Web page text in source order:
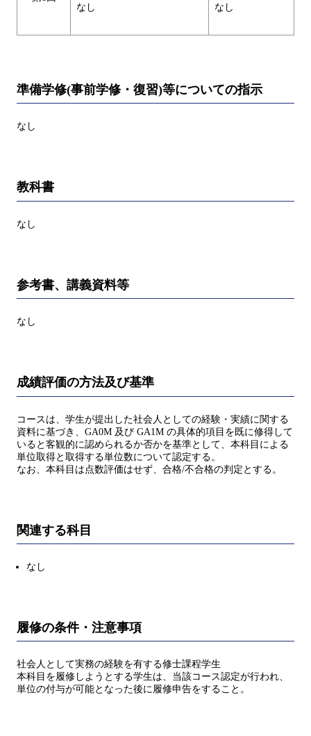
なし
なし
準備学修(事前学修・復習)等についての指示
なし
教科書
なし
参考書、講義資料等
なし
成績評価の方法及び基準
コースは、学生が提出した社会人としての経験・実績に関する
資料に基づき、GA0M 及び GA1M の具体的項目を既に修得して
いると客観的に認められるか否かを基準として、本科目による
単位取得と取得する単位数について認定する。
なお、本科目は点数評価はせず、合格/不合格の判定とする。
関連する科目
なし
履修の条件・注意事項
社会人として実務の経験を有する修士課程学生
本科目を履修しようとする学生は、当該コース認定が行われ、
単位の付与が可能となった後に履修申告をすること。